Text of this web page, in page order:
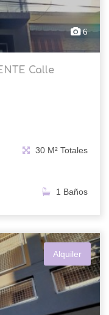
6
Calle
30 M² Totales
1 Baños
Alquiler